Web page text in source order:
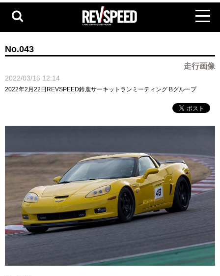
No.043
走行画像
2022/03/16 12:14
2022年2月22日REVSPEED鈴鹿サーキットランミーティング Bグループ